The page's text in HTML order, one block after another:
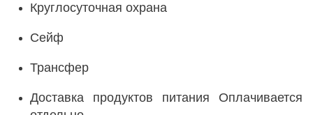
Круглосуточная охрана
Сейф
Трансфер
Доставка продуктов питания Оплачивается